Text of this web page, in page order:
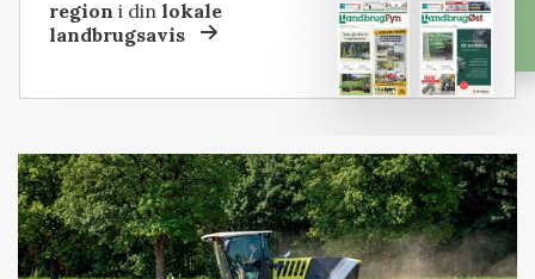
region i dinlokale
landbrugsavis